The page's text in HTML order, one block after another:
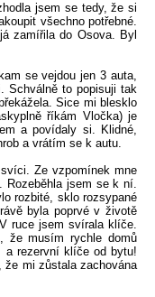
jsem se tedy, že si
všechno potřebné.
zamířila do Osova. Byl
se vejdou jen 3 auta,
Schválně to popisuji tak
Sice mi blesklo
říkám Vločka) je
a povídaly si. Klidné,
a vrátím se k autu.
Ze vzpomínek mne
Rozeběhla jsem se k ní.
rozbité, sklo rozsypané
byla poprvé v životě
ruce jsem svírala klíče.
že musím rychle domů
a rezervní klíče od bytu!
že mi zůstala zachována